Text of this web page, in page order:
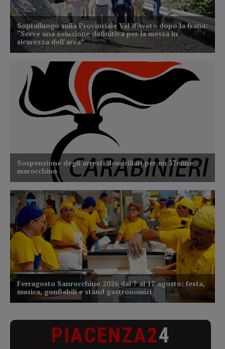
PIACENZA24